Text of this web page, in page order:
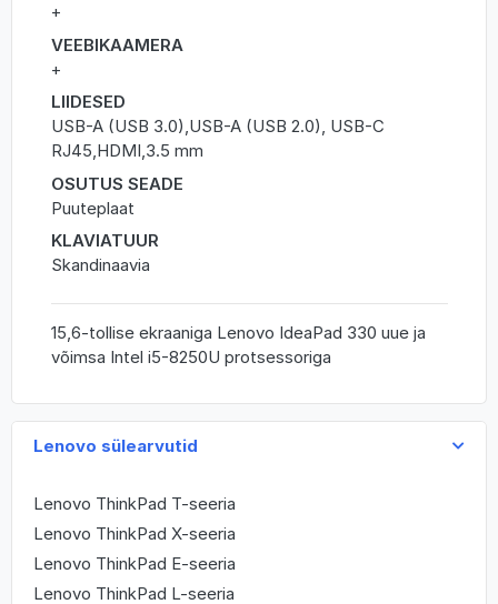
Lenovo sülearvutid
Lenovo ThinkPad T-seeria
Lenovo ThinkPad X-seeria
Lenovo ThinkPad E-seeria
Lenovo ThinkPad L-seeria
+
VEEBIKAAMERA
+
LIIDESED
USB-A (USB 3.0),USB-A (USB 2.0), USB-C
RJ45,HDMI,3.5 mm
OSUTUS SEADE
Puuteplaat
KLAVIATUUR
Skandinaavia
15,6-tollise ekraaniga Lenovo IdeaPad 330 uue ja
võimsa Intel i5-8250U protsessoriga